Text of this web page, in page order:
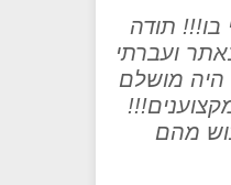
בו!!! תודה
ועברתי
היה מושלם
מהם